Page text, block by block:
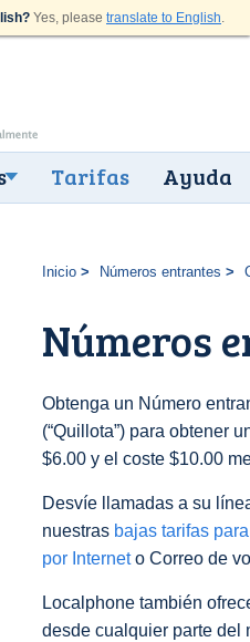
Yes, please translate to English.
Tarifas Ayuda
Inicio Números entrantes
Números
Obtenga un Número
(“Quillota”) para obtener
$6.00 y el coste $10.00
Desvíe llamadas a su
nuestras bajas tarifas
por Interneto Correo de
Localphone también
desde cualquier parte del